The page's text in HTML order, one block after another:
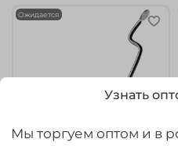
Ожидается
Узнать
Мы торгуем оптом и в